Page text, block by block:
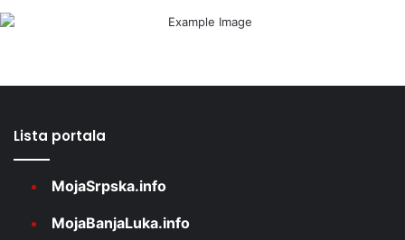
Lista portala
MojaSrpska.info
MojaBanjaLuka.info